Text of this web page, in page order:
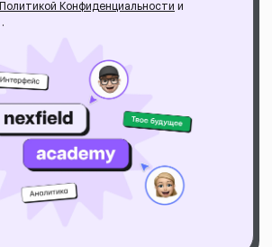
Политикой Конфиденциальности и
.